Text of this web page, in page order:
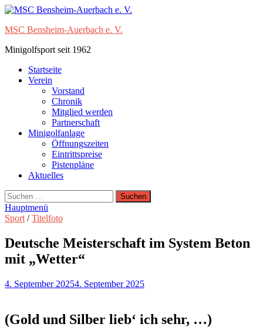
Zum
springen
MSC Bensheim-Auerbach e. V.
Minigolfsport seit 1962
Startseite
Verein
Vorstand
Chronik
Mitglied werden
Partnerschaft
Minigolfanlage
Öffnungszeiten
Eintrittspreise
Pistenpläne
Aktuelles
Suchen
nach:
Hauptmenü
Sport /Titelfoto
Deutsche Meisterschaft im System Beton
mit „Wetter“
4. September 20254. September 2025
(Gold und Silber lieb‘ ich sehr, …)